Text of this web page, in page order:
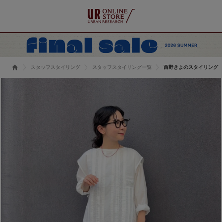
スタッフスタイリング スタッフスタイリング一覧 西野きよのスタイリング